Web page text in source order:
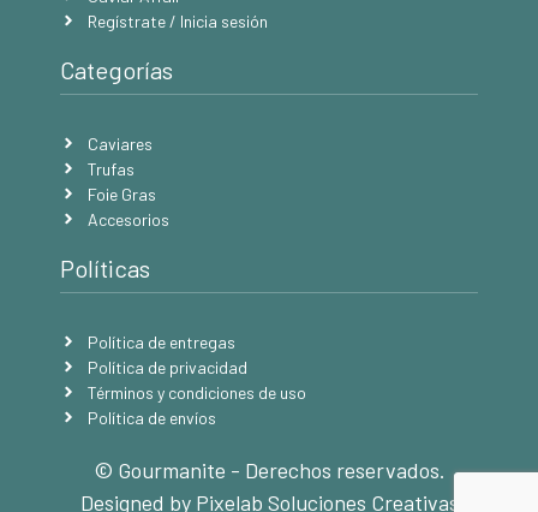
Regístrate / Inicia sesión
Categorías
Caviares
Trufas
Foie Gras
Accesorios
Políticas
Política de entregas
Política de privacidad
Términos y condiciones de uso
Política de envíos
© Gourmanite - Derechos reservados.
Designed by Pixelab Soluciones Creativas